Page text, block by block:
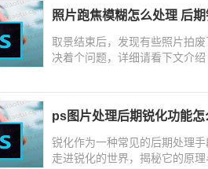
照片跑焦模糊怎么处理 后
取景结束后，发现有些照片拍
决着个问题，详细请看下文介绍
ps图片处理后期锐化功能
锐化作为一种常见的后期处理
走进锐化的世界，揭秘它的原